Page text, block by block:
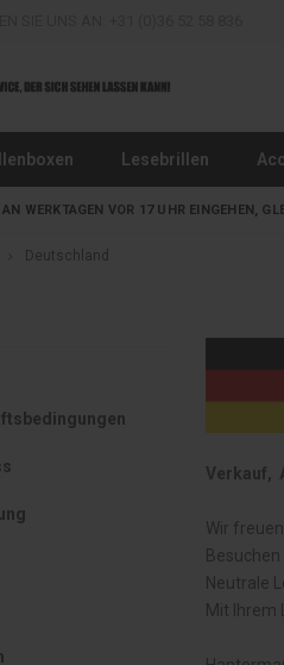
Lesebrillen
WERKTAGEN VOR 17 UHR EINGEHEN,
Deutschland
Verkauf,
Wir
Neutrale
Mit Ihrem